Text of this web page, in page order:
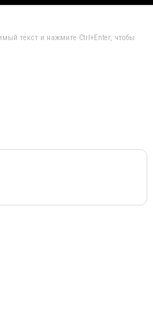
текст и нажмите Ctrl+Enter, чтобы